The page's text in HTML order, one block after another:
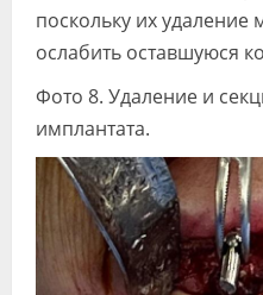
поскольку их
ослабить оставшуюся
Фото 8. Удаление и
имплантата.